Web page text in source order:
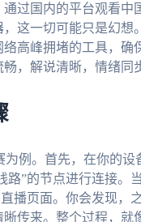
过国内的平台观看中
这一切可能只是幻想
高峰拥堵的工具，确
，解说清晰，情绪同
例。首先，在你的设
路”的节点进行连接。
播页面。你会发现，
传来。整个过程，就